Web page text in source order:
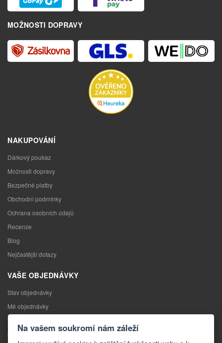
MOŽNOSTI DOPRAVY
NAKUPOVÁNÍ
Dárkový poukaz
Možnosti dopravy
Bezpečné platby
Obchodní podmínky
Ochrana osobních údajů
Recenze
Blog
Nejčastější dotazy
VAŠE OBJEDNÁVKY
Stav objednávky
Mé objednávky
Výměna zboží
Odstoupení od kupní smlouvy
Na vašem soukromí nám záleží